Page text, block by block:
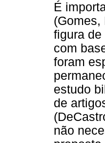
É
(Gomes,
figura
com
foram
estudo
de
não